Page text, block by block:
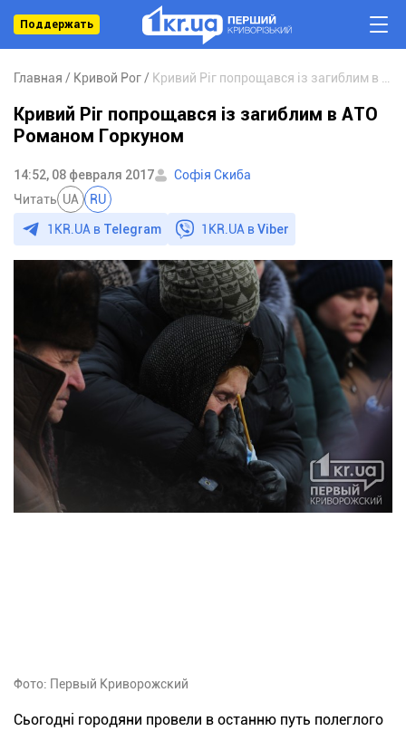
Поддержать
Главная Кривой Рог
Кривий Ріг попрощався із загиблим в АТО
Романом Горкуном
14:52, 08 февраля 2017
Софія Скиба
Читать UA RU
1KR.UA в Telegram 1KR.UA вViber
Фото: Первый Криворожский
Сьогодні городяни провели в останню путь полеглого